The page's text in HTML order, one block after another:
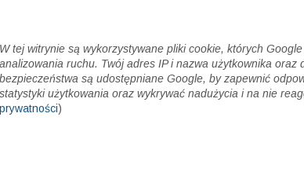
W tej witrynie są wykorzystywane pliki cookie, których Google